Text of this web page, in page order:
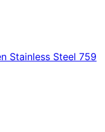
Stainless Steel 759